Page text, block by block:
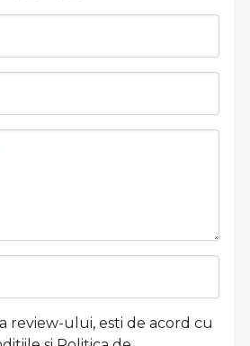
review-ului, esti de acord cu